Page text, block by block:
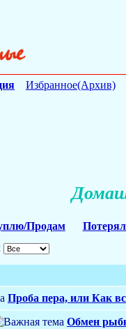
Избранное(Архив)
Продам
Проба пера, или Как
Обмен